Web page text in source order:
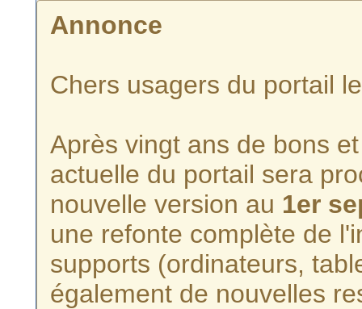
Annonce
Chers usagers du portail
Après vingt ans de bons
actuelle du portail sera
nouvelle version au 1er
une refonte complète de
supports (ordinateurs,
également de nouvelles